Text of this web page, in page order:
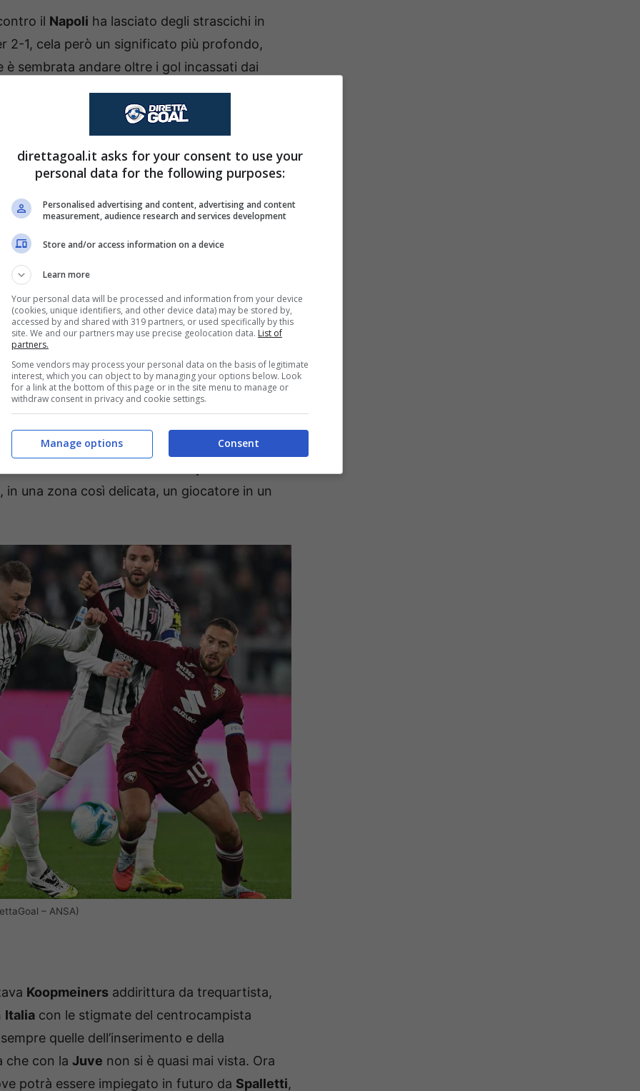
il Napoli ha lasciato degli strascichi in
2-1, cela però un significato più profondo,
sembrata andare oltre i gol incassati dai
all’inizio, lasciando in panchina tutte
davanti, una coppia senza logica. Conte è
portato a casa tre punti pesantissimi per la
ha provato ad “inventarsi” qualcosa
per ora non sembra aver messo ancora a
l’esperimento diKoopmeiners
sì di impostare in modo pulito con il sinistro,
da rifare per Spalletti
delNapoli, in particolar modo da
passo rispetto a lui. Il tentativo di
fatto di dargli maggiore tempo per
può essere praticabile solo ed
e di caratura inferiore. Il
una zona così delicata, un giocatore in un
– ANSA)
Koopmeiners addirittura da trequartista,
Italia con le stigmate del centrocampista
quelle dell’inserimento e della
che con la Juve non si è quasi mai vista. Ora
potrà essere impiegato in futuro da Spalletti,
direttagoal.it asks for your consent to use your
personal data for the following purposes:
Personalised advertising and content, advertising and content
measurement, audience research and services development
Store and/or access information on a device
Learn more
Your personal data will be processed and information from your device
(cookies, unique identifiers, and other device data) may be stored by,
accessed by and shared with 319 partners, or used specifically by this
site. We and our partners may use precise geolocation data. List of
partners.
Some vendors may process your personal data on the basis of legitimate
interest, which you can object to by managing your options below. Look
for a link at the bottom of this page or in the site menu to manage or
withdraw consent in privacy and cookie settings.
Consent
Manage options